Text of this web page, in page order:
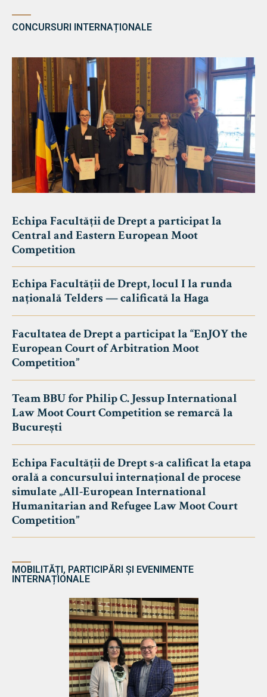
CONCURSURI INTERNAȚIONALE
Echipa Facultății de Drept a participat la
Central and Eastern European Moot
Competition
Echipa Facultății de Drept, locul I la runda
națională Telders — calificată la Haga
Facultatea de Drept a participat la “EnJOY the
European Court of Arbitration Moot
Competition”
Team BBU for Philip C. Jessup International
Law Moot Court Competition se remarcă la
București
Echipa Facultății de Drept s-a calificat la etapa
orală a concursului internațional de procese
simulate „All-European International
Humanitarian and Refugee Law Moot Court
Competition”
MOBILITĂȚI, PARTICIPĂRI ȘI EVENIMENTE
INTERNAȚIONALE